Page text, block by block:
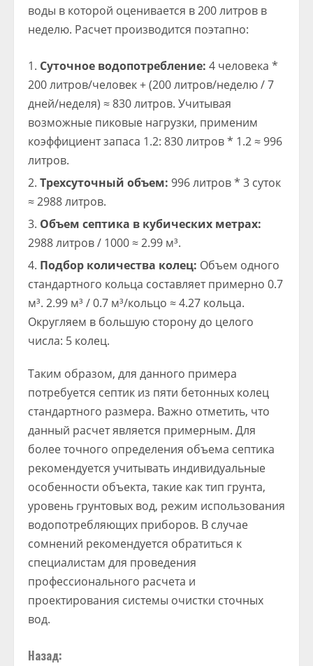
воды в которой оценивается в 200 литров в
неделю. Расчет производится поэтапно:
Суточное водопотребление: 4 человека *
200 литров/человек + (200 литров/неделю / 7
дней/неделя) ≈ 830 литров. Учитывая
возможные пиковые нагрузки, применим
коэффициент запаса 1.2: 830 литров * 1.2 ≈ 996
литров.
Трехсуточный объем: 996 литров * 3 суток
≈ 2988 литров.
Объем септика в кубических метрах:
2988 литров / 1000 ≈ 2.99 м³.
Подбор количества колец: Объем одного
стандартного кольца составляет примерно 0.7
м³. 2.99 м³ / 0.7 м³/кольцо ≈ 4.27 кольца.
Округляем в большую сторону до целого
числа: 5 колец.
Таким образом, для данного примера
потребуется септик из пяти бетонных колец
стандартного размера. Важно отметить, что
данный расчет является примерным. Для
более точного определения объема септика
рекомендуется учитывать индивидуальные
особенности объекта, такие как тип грунта,
уровень грунтовых вод, режим использования
водопотребляющих приборов. В случае
сомнений рекомендуется обратиться к
специалистам для проведения
профессионального расчета и
проектирования системы очистки сточных
вод.
Назад: